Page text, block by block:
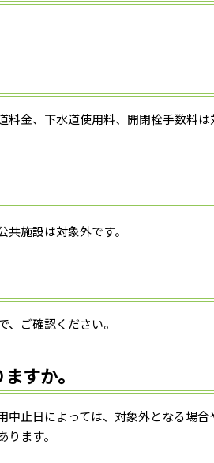
料金、下水道使用料、開閉栓手数料は
施設は対象外です。
ご確認ください。
すか。
中止日によっては、対象外となる場合
ます。